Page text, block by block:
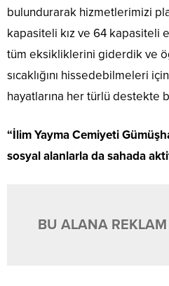
bulundurarak hizmetlerimizi
kapasiteli kız ve 64 kapasiteli
tüm eksikliklerini giderdik ve
sıcaklığını hissedebilmeleri
hayatlarına her türlü destekte
“İlim Yayma Cemiyeti
sosyal alanlarla da sahada
BU ALANA